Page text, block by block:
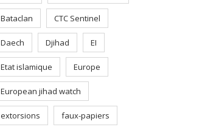
Bataclan CTC Sentinel
Daech Djihad EI
Etat islamique Europe
European jihad watch
extorsions faux-papiers